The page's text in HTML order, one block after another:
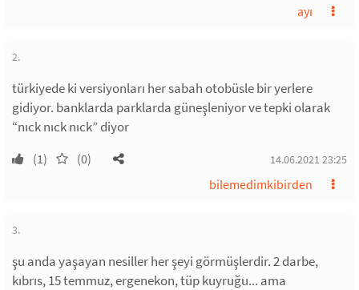
ayı
2.
türkiyede ki versiyonları her sabah otobüsle bir yerlere
gidiyor. banklarda parklarda güneşleniyor ve tepki olarak
“nıck nıck nıck” diyor
(1) (0) 14.06.2021 23:25
bilemedimkibirden
3.
şu anda yaşayan nesiller her şeyi görmüşlerdir. 2 darbe,
kıbrıs, 15 temmuz, ergenekon, tüp kuyruğu... ama